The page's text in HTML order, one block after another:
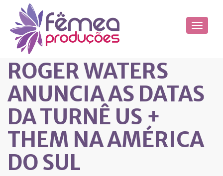
ROGER WATERS
ANUNCIA AS DATAS
DA TURNÊ US +
THEM NA AMÉRICA
DO SUL